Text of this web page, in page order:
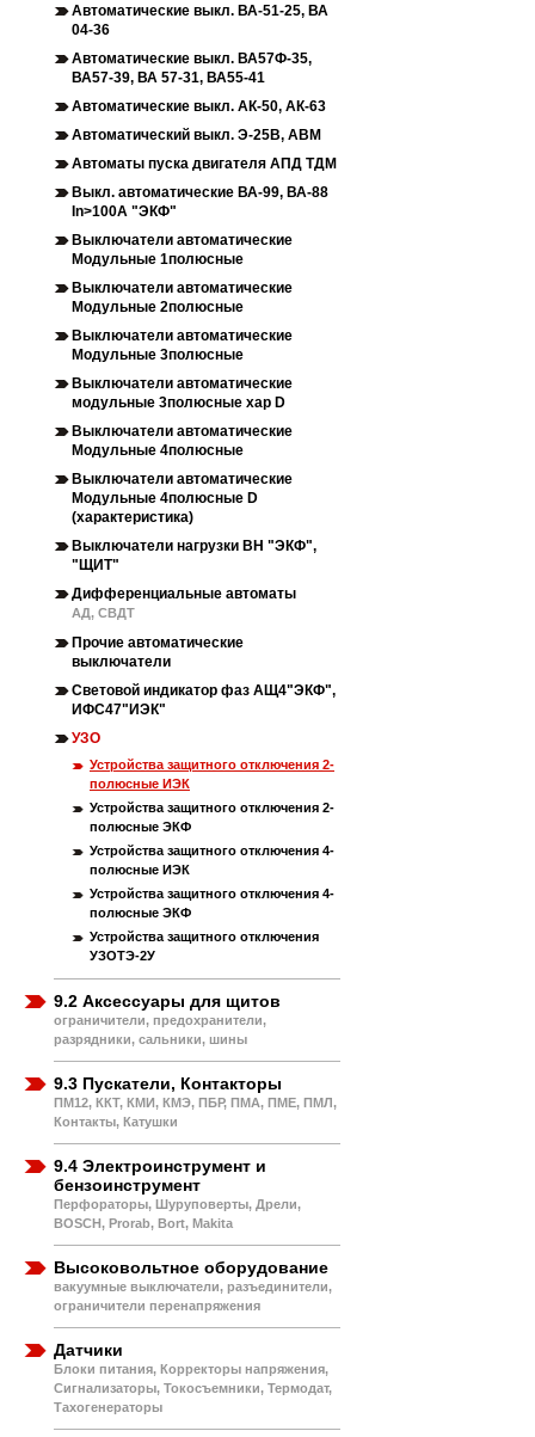
Автоматические выкл. ВА-51-25, ВА
04-36
Автоматические выкл. ВА57Ф-35,
ВА57-39, ВА 57-31, ВА55-41
Автоматические выкл. АК-50, АК-63
Автоматический выкл. Э-25В, АВМ
Автоматы пуска двигателя АПД ТДМ
Выкл. автоматические ВА-99, ВА-88
In>100A "ЭКФ"
Выключатели автоматические
Модульные 1полюсные
Выключатели автоматические
Модульные 2полюсные
Выключатели автоматические
Модульные 3полюсные
Выключатели автоматические
модульные 3полюсные хар D
Выключатели автоматические
Модульные 4полюсные
Выключатели автоматические
Модульные 4полюсные D
(характеристика)
Выключатели нагрузки ВН "ЭКФ",
"ЩИТ"
Дифференциальные автоматы
АД, СВДТ
Прочие автоматические
выключатели
Световой индикатор фаз АЩ4"ЭКФ",
ИФС47"ИЭК"
УЗО
Устройства защитного отключения 2-
полюсные ИЭК
Устройства защитного отключения 2-
полюсные ЭКФ
Устройства защитного отключения 4-
полюсные ИЭК
Устройства защитного отключения 4-
полюсные ЭКФ
Устройства защитного отключения
УЗОТЭ-2У
9.2 Аксессуары для щитов
ограничители, предохранители,
разрядники, сальники, шины
9.3 Пускатели, Контакторы
ПМ12, ККТ, КМИ, КМЭ, ПБР, ПМА, ПМЕ, ПМЛ,
Контакты, Катушки
9.4 Электроинструмент и
бензоинструмент
Перфораторы, Шуруповерты, Дрели,
BOSCH, Prorab, Bort, Makita
Высоковольтное оборудование
вакуумные выключатели, разъединители,
ограничители перенапряжения
Датчики
Блоки питания, Корректоры напряжения,
Сигнализаторы, Токосъемники, Термодат,
Тахогенераторы